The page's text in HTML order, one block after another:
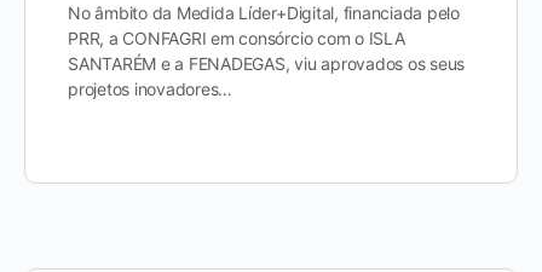
No âmbito da Medida Líder+Digital, financiada pelo
PRR, a CONFAGRI em consórcio com o ISLA
SANTARÉM e a FENADEGAS, viu aprovados os seus
projetos inovadores…